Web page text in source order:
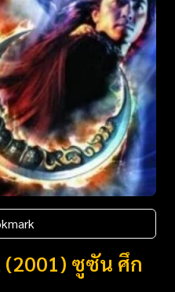
(2001) ซูซัน ศึก